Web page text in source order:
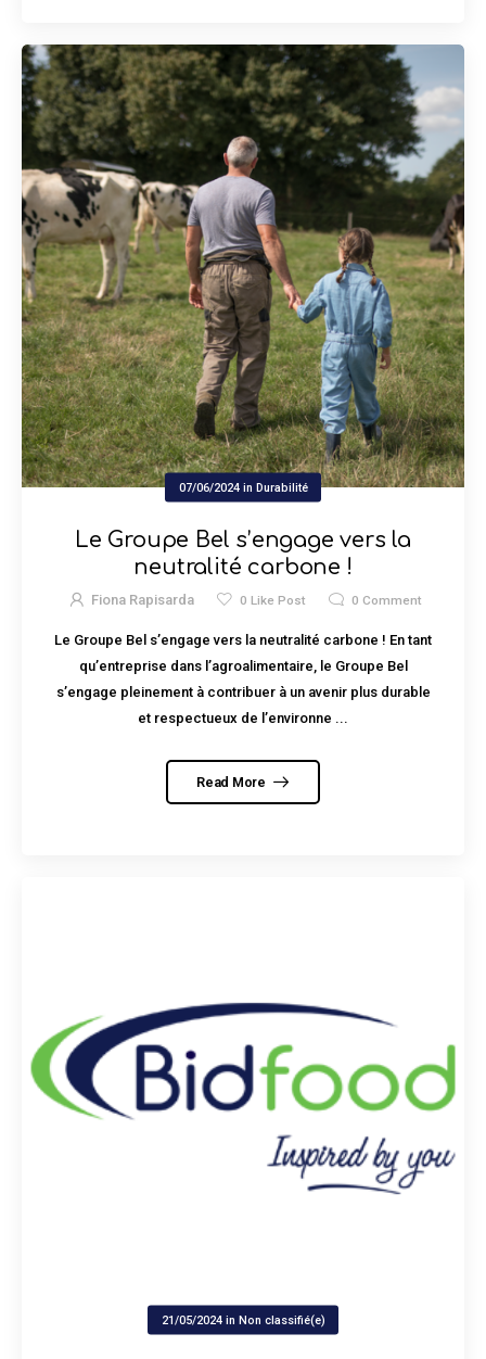
07/06/2024in Durabilité
Le Groupe Bel s’engage vers la
neutralité carbone !
Fiona Rapisarda 0 Like Post 0 Comment
Le Groupe Bel s’engage vers la neutralité carbone ! En tant
qu’entreprise dans l’agroalimentaire, le Groupe Bel
s’engage pleinement à contribuer à un avenir plus durable
et respectueux de l’environne ...
Read More
21/05/2024in Non classifié(e)